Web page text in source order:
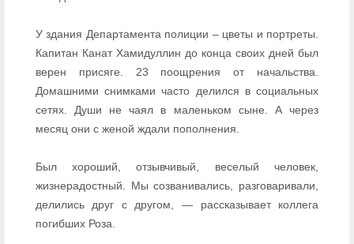
У здания Департамента полиции – цветы и портреты.
Капитан Канат Хамидуллин до конца своих дней был
верен присяге. 23 поощрения от начальства.
Домашними снимками часто делился в социальных
сетях. Души не чаял в маленьком сыне. А через
месяц они с женой ждали пополнения.
Был хороший, отзывчивый, веселый человек,
жизнерадостный. Мы созванивались, разговаривали,
делились друг с другом, — рассказывает коллега
погибших Роза.